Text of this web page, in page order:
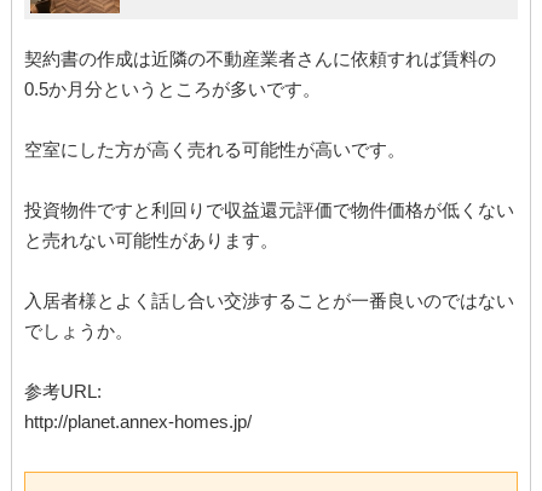
契約書の作成は近隣の不動産業者さんに依頼すれば賃料の
0.5か月分というところが多いです。
空室にした方が高く売れる可能性が高いです。
投資物件ですと利回りで収益還元評価で物件価格が低くない
と売れない可能性があります。
入居者様とよく話し合い交渉することが一番良いのではない
でしょうか。
参考URL:
http://planet.annex-homes.jp/